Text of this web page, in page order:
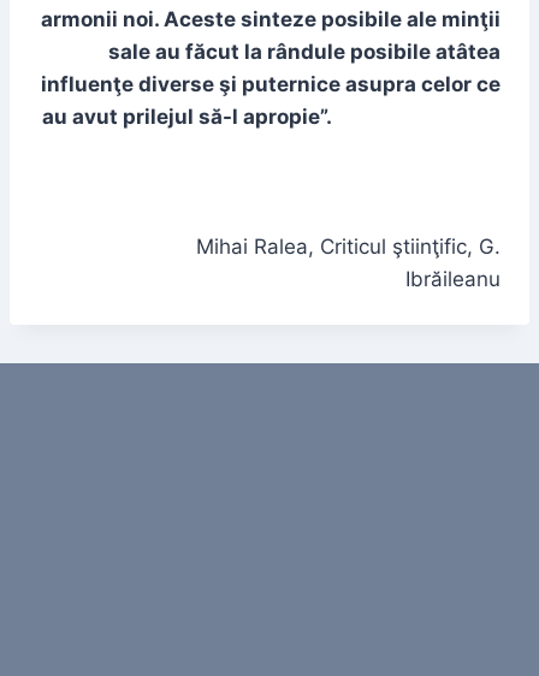
armonii noi. Aceste sinteze posibile ale minţii
sale au făcut la rândule posibile atâtea
influenţe diverse şi puternice asupra celor ce
au avut prilejul să-l apropie”.
Mihai Ralea, Criticul ştiinţific, G.
Ibrăileanu